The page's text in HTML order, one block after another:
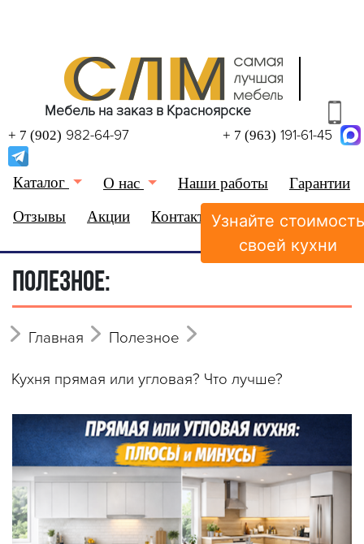
Узнайте стоимость
своей кухни
Мебель на заказ в Красноярске
+ 7 (902) 982-64-97 + 7 (963) 191-61-45
Каталог О нас Наши работы
Гарантии
Отзывы
Акции Контакты Избранное (0)
ПОЛЕЗНОЕ:
Главная Полезное
Кухня прямая или угловая? Что лучше?